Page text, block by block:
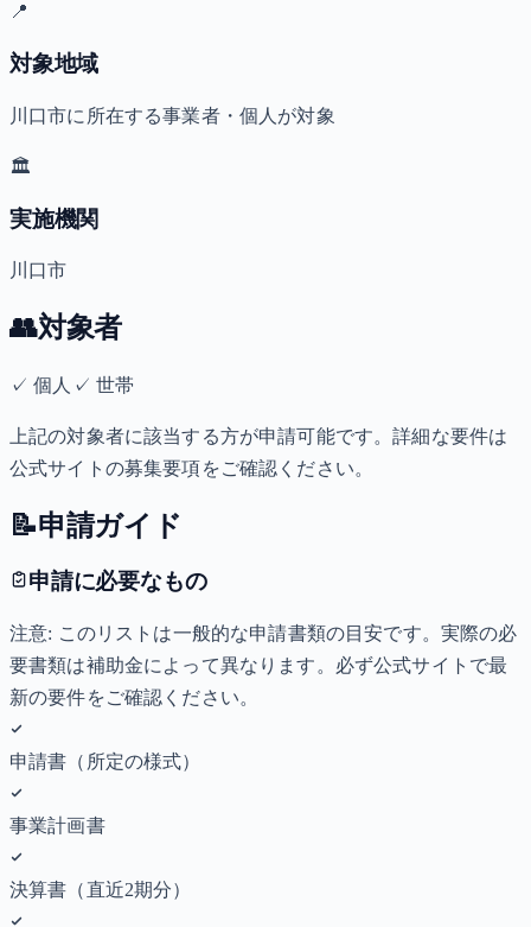
📍
対象地域
川口市に所在する事業者・個人が対象
🏛️
実施機関
川口市
👥対象者
✓個人 ✓ 世帯
上記の対象者に該当する方が申請可能です。詳細な要件は
公式サイトの募集要項をご確認ください。
📝申請ガイド
申請に必要なもの
注意: このリストは一般的な申請書類の目安です。実際の必
要書類は補助金によって異なります。必ず公式サイトで最
新の要件をご確認ください。
申請書（所定の様式）
事業計画書
決算書（直近2期分）